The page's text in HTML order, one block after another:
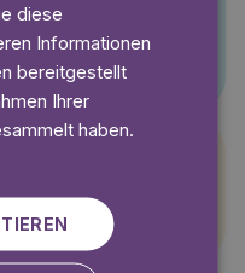
diese
Informationen
bereitgestellt
Ihrer
haben.